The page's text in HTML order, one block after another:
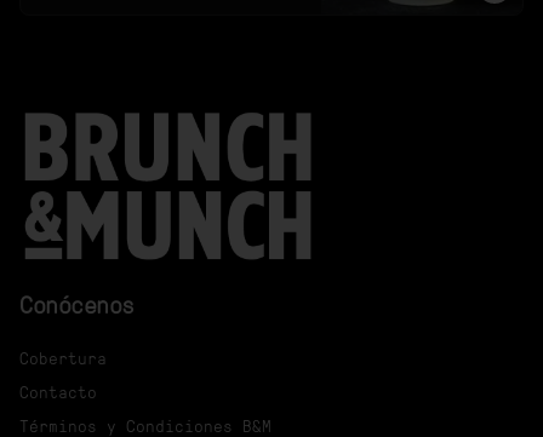
Conócenos
Cobertura
Contacto
Términos y Condiciones B&M